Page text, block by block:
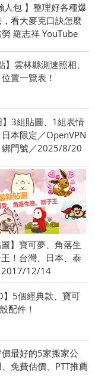
人包 】整理好各種爆
看大麥克口訣怎麼
羅志祥 YouTube
】雲林縣測速照相、
置一覽表！
】3組貼圖、1組表情
本限定／OpenVPN
綁門號／2025/8/20
圖】寶可夢、角落生
！台灣、日本、泰
2017/12/14
】5個經典款、寶可
配件！
價最好的5家搬家公
免費估價、PTT推薦